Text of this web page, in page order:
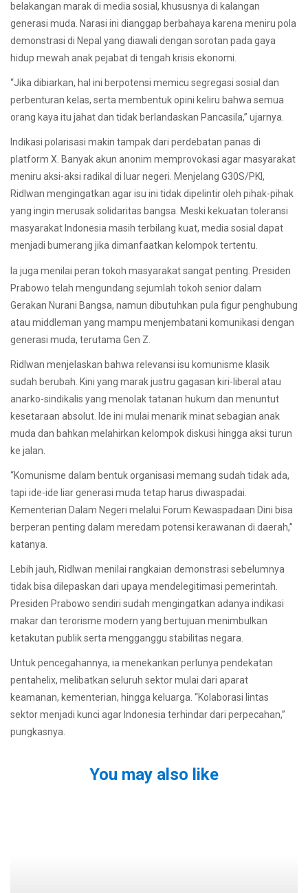
belakangan marak di media sosial, khususnya di kalangan
generasi muda. Narasi ini dianggap berbahaya karena meniru pola
demonstrasi di Nepal yang diawali dengan sorotan pada gaya
hidup mewah anak pejabat di tengah krisis ekonomi.
“Jika dibiarkan, hal ini berpotensi memicu segregasi sosial dan
perbenturan kelas, serta membentuk opini keliru bahwa semua
orang kaya itu jahat dan tidak berlandaskan Pancasila,” ujarnya.
Indikasi polarisasi makin tampak dari perdebatan panas di
platform X. Banyak akun anonim memprovokasi agar masyarakat
meniru aksi-aksi radikal di luar negeri. Menjelang G30S/PKI,
Ridlwan mengingatkan agar isu ini tidak dipelintir oleh pihak-pihak
yang ingin merusak solidaritas bangsa. Meski kekuatan toleransi
masyarakat Indonesia masih terbilang kuat, media sosial dapat
menjadi bumerang jika dimanfaatkan kelompok tertentu.
Ia juga menilai peran tokoh masyarakat sangat penting. Presiden
Prabowo telah mengundang sejumlah tokoh senior dalam
Gerakan Nurani Bangsa, namun dibutuhkan pula figur penghubung
atau middleman yang mampu menjembatani komunikasi dengan
generasi muda, terutama Gen Z.
Ridlwan menjelaskan bahwa relevansi isu komunisme klasik
sudah berubah. Kini yang marak justru gagasan kiri-liberal atau
anarko-sindikalis yang menolak tatanan hukum dan menuntut
kesetaraan absolut. Ide ini mulai menarik minat sebagian anak
muda dan bahkan melahirkan kelompok diskusi hingga aksi turun
ke jalan.
“Komunisme dalam bentuk organisasi memang sudah tidak ada,
tapi ide-ide liar generasi muda tetap harus diwaspadai.
Kementerian Dalam Negeri melalui Forum Kewaspadaan Dini bisa
berperan penting dalam meredam potensi kerawanan di daerah,”
katanya.
Lebih jauh, Ridlwan menilai rangkaian demonstrasi sebelumnya
tidak bisa dilepaskan dari upaya mendelegitimasi pemerintah.
Presiden Prabowo sendiri sudah mengingatkan adanya indikasi
makar dan terorisme modern yang bertujuan menimbulkan
ketakutan publik serta mengganggu stabilitas negara.
Untuk pencegahannya, ia menekankan perlunya pendekatan
pentahelix, melibatkan seluruh sektor mulai dari aparat
keamanan, kementerian, hingga keluarga. “Kolaborasi lintas
sektor menjadi kunci agar Indonesia terhindar dari perpecahan,”
pungkasnya.
You may also like